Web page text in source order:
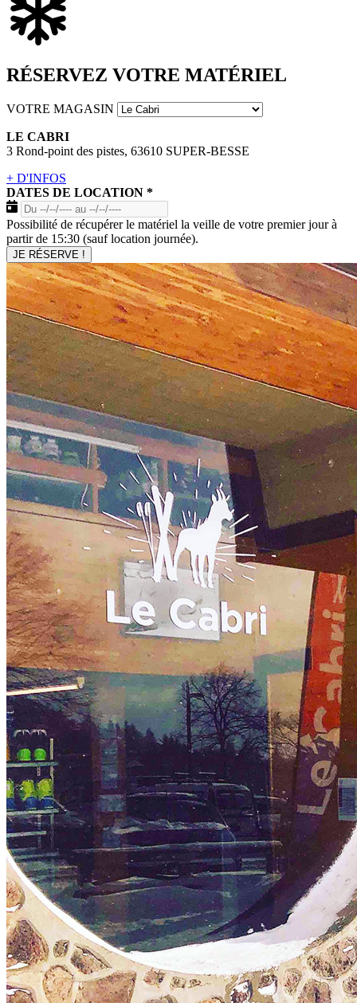
RÉSERVEZ VOTRE MATÉRIEL
VOTRE MAGASIN
LE CABRI
3 Rond-point des pistes, 63610 SUPER-BESSE
+ D'INFOS
DATES DE LOCATION *
Possibilité de récupérer le matériel la veille de votre premier jour à
partir de 15:30 (sauf location journée).
JE RÉSERVE !